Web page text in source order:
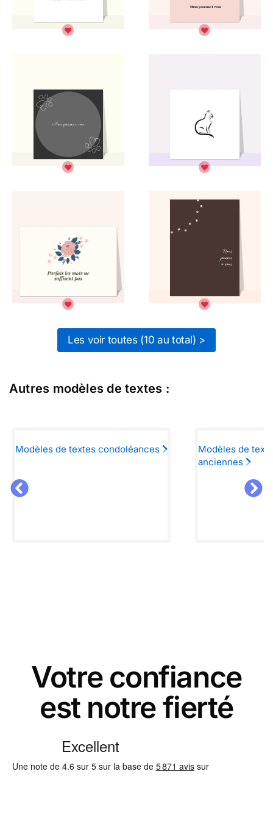
Les voir toutes (10 au total) >
Autres modèles de textes :
Modèles de textes condoléances
Modèles de
anciennes
Votre confiance
est notre fierté